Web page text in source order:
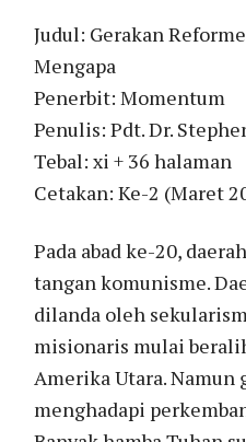
Judul: Gerakan
Mengapa
Penerbit: Momentum
Penulis: Pdt. Dr.
Tebal: xi + 36 halaman
Cetakan: Ke-2 (Maret
Pada abad ke-20,
tangan komunisme.
dilanda oleh
misionaris mulai
Amerika Utara. Namun
menghadapi